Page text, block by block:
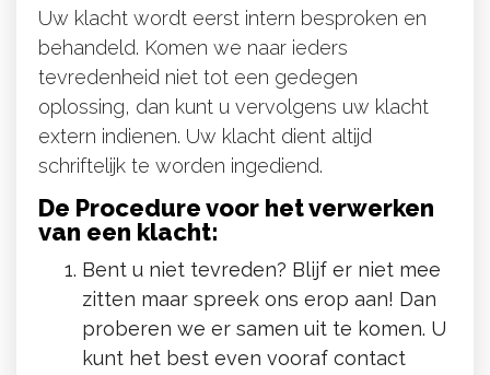
Uw klacht wordt eerst intern besproken en
behandeld. Komen we naar ieders
tevredenheid niet tot een gedegen
oplossing, dan kunt u vervolgens uw klacht
extern indienen. Uw klacht dient altijd
schriftelijk te worden ingediend.
De Procedure voor het verwerken
van een klacht:
Bent u niet tevreden? Blijf er niet mee
zitten maar spreek ons erop aan! Dan
proberen we er samen uit te komen. U
kunt het best even vooraf contact